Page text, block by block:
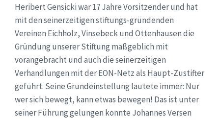
Heribert Gensicki war 17 Jahre Vorsitzender und hat
mit den seinerzeitigen stiftungs-gründenden
Vereinen Eichholz, Vinsebeck und Ottenhausen die
Gründung unserer Stiftung maßgeblich mit
vorangebracht und auch die seinerzeitigen
Verhandlungen mit der EON-Netz als Haupt-Zustifter
geführt. Seine Grundeinstellung lautete immer: Nur
wer sich bewegt, kann etwas bewegen! Das ist unter
seiner Führung gelungen konnte Johannes Versen